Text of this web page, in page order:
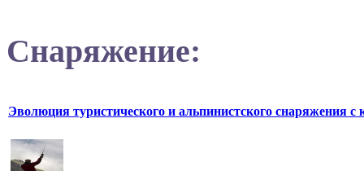
Снаряжение:
Эволюция туристического и альпинистского снаряжения с